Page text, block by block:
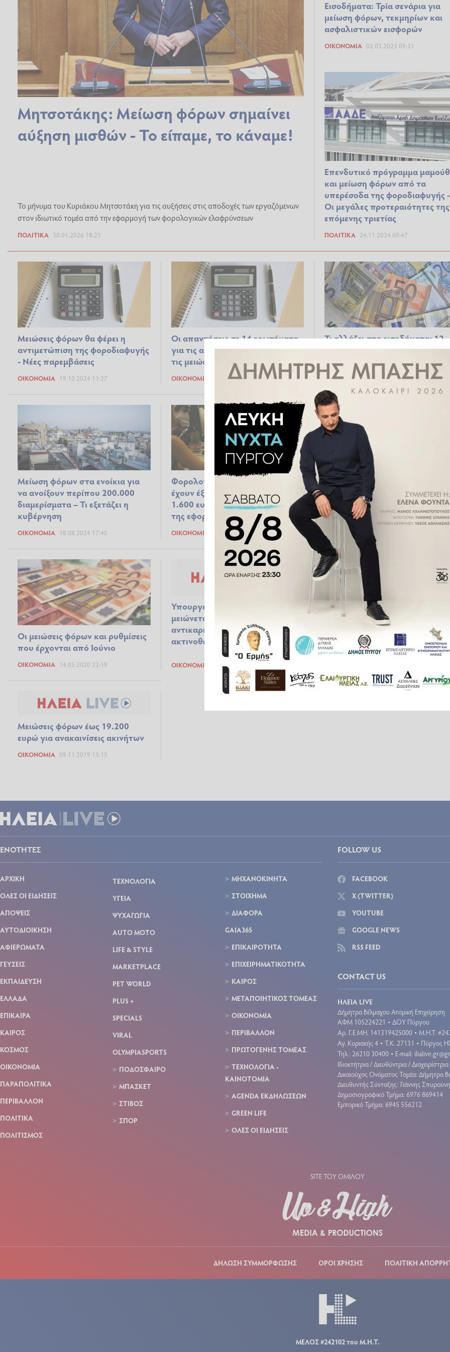
Μητσοτάκης: Μείωση φόρων σημαίνει
αύξηση μισθών - Το είπαμε, το κάναμε!
Το μήνυμα του Κυριάκου Μητσοτάκη για τις αυξήσεις στις αποδοχές των εργαζόμενων
στον ιδιωτικό τομέα από την εφαρμογή των φορολογικών ελαφρύνσεων
ΠΟΛΙΤΙΚΆ 30.01.2026 18:25
Εισοδήματα: Τρία σενάρια για
μείωση φόρων, τεκμηρίων και
ασφαλιστικών εισφορών
ΟΙΚΟΝΟΜΊΑ 02.03.2025 09:31
Επενδυτικό πρόγραμμα μαμούθ
και μείωση φόρων από τα
υπερέσοδα της φοροδιαφυγής -
Οι μεγάλες προτεραιότητες της
επόμενης τριετίας
ΠΟΛΙΤΙΚΆ 24.11.2024 09:47
Μειώσεις φόρων θα φέρει η
αντιμετώπιση της φοροδιαφυγής
- Νέες παρεμβάσεις
ΟΙΚΟΝΟΜΊΑ 19.10.2024 11:27
Οι απαντήσεις σε 14 ερωτήματα
για τις αυξήσεις αποδοχών και
τις μειώσεις φόρων
ΟΙΚΟΝΟΜΊΑ 11.09.2024 17:25
Τι αλλάζει στα εισοδήματα: 12
αυξήσεις αποδοχών και 12
μειώσεις φόρων
ΟΙΚΟΝΟΜΊΑ 10.09.2024 07:33
Μείωση φόρων στα ενοίκια για
να ανοίξουν περίπου 200.000
διαμερίσματα – Τι εξετάζει η
κυβέρνηση
ΟΙΚΟΝΟΜΊΑ 18.08.2024 17:40
Φορολογικές δηλώσεις: Ποιοι θα
έχουν έξτρα μείωση φόρου έως
1.600 ευρώ στο εκκαθαριστικό
της εφορίας
ΟΙΚΟΝΟΜΊΑ 18.05.2022 17:24
Πέτσας: Έρχεται μείωση
εισφορών και ΕΝΦΙΑ
ΠΟΛΙΤΙΚΆ 07.08.2020 14:40
Οι μειώσεις φόρων και ρυθμίσεις
που έρχονται από Ιούνιο
ΟΙΚΟΝΟΜΊΑ 14.05.2020 22:19
Υπουργείο Οικονομικών: Στο 6%
μειώνεται ο ΦΠΑ για
αντικαρκινικά φάρμακα και
ακτινοθεραπείες
ΟΙΚΟΝΟΜΊΑ 11.02.2020 07:31
Σταϊκούρας στον ΘΕΜΑ 104,6:
Μειώσεις φόρων και ΕΝΦΙΑ το
2020 αν υπάρξει χώρος
Μειώσεις φόρων έως 19.200
ευρώ για ανακαινίσεις ακινήτων
ΟΙΚΟΝΟΜΊΑ 09.11.2019 15:15
ΕΝΟΤΗΤΕΣ
ΑΡΧΙΚΗ
ΟΛΕΣ ΟΙ ΕΙΔΗΣΕΙΣ
ΑΠΟΨΕΙΣ
ΑΥΤΟΔΙΟΙΚΗΣΗ
ΑΦΙΕΡΩΜΑΤΑ
ΓΕΥΣΕΙΣ
ΕΚΠΑΙΔΕΥΣΗ
ΕΛΛΑΔΑ
ΕΠΙΚΑΙΡΑ
ΚΑΙΡΟΣ
ΚΟΣΜΟΣ
ΟΙΚΟΝΟΜΙΑ
ΠΑΡΑΠΟΛΙΤΙΚΑ
ΠΕΡΙΒΑΛΛΟΝ
ΠΟΛΙΤΙΚΑ
ΠΟΛΙΤΙΣΜΟΣ
ΤΕΧΝΟΛΟΓΙΑ
ΥΓΕΙΑ
ΨΥΧΑΓΩΓΙΑ
AUTO MOTO
LIFE & STYLE
MARKETPLACE
PET WORLD
PLUS +
SPECIALS
VIRAL
OLYMPIASPORTS
ΠΟΔΟΣΦΑΙΡΟ
ΜΠΑΣΚΕΤ
ΣΤΙΒΟΣ
ΣΠΟΡ
ΜΗΧΑΝΟΚΙΝΗΤΑ
ΣΤΟΙΧΗΜΑ
ΔΙΑΦΟΡΑ
GAIA365
ΕΠΙΚΑΙΡΟΤΗΤΑ
ΕΠΙΧΕΙΡΗΜΑΤΙΚΟΤΗΤΑ
ΚΑΙΡΟΣ
ΜΕΤΑΠΟΙΗΤΙΚΟΣ ΤΟΜΕΑΣ
ΟΙΚΟΝΟΜΙΑ
ΠΕΡΙΒΑΛΛΟΝ
ΠΡΩΤΟΓΕΝΗΣ ΤΟΜΕΑΣ
ΤΕΧΝΟΛΟΓΙΑ -
ΚΑΙΝΟΤΟΜΙΑ
AGENDA ΕΚΔΗΛΩΣΕΩΝ
GREEN LIFE
ΟΛΕΣ ΟΙ ΕΙΔΗΣΕΙΣ
FOLLOW US
FACEBOOK
X (TWITTER)
YOUTUBE
GOOGLE NEWS
RSS FEED
CONTACT US
ΗΛΕΙΑ LIVE
Δήμητρα Βέλμαχου Ατομική Επιχείρηση
ΑΦΜ 105224221 • ΔΟΥ Πύργου
Aρ. Γ.Ε.ΜΗ. 141319425000 • Μ.Η.Τ.
Αγ. Κυριακής 4 • Τ.Κ. 27131 • Πύργος
Τηλ.: 26210 30400 • E-mail:
Ιδιοκτήτρια / Διευθύντρια /
Δικαιούχος Ονόματος Τομέα: Δήμητρα
Διευθυντής Σύνταξης: Γιάννης
Δημοσιογραφικό Τμήμα: 6976 869414
Εμπορικό Τμήμα: 6945 556212
SITE ΤΟΥ ΟΜΙΛΟΥ
ΔΗΛΩΣΗ ΣΥΜΜΟΡΦΩΣΗΣ ΟΡΟΙ ΧΡΗΣΗΣ ΠΟΛΙΤΙΚΗ
ΜΕΛΟΣ #242102 του Μ.Η.Τ.